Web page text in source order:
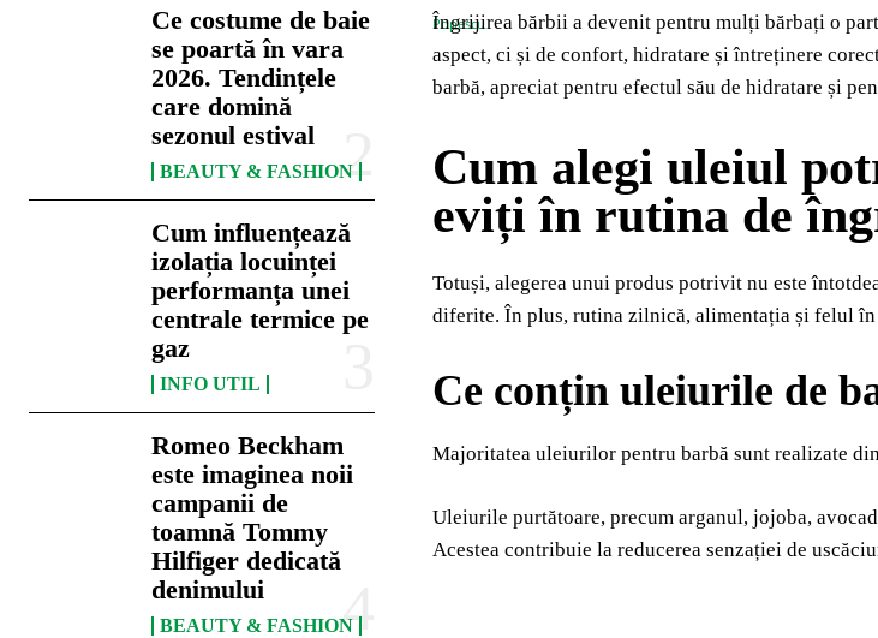
Ce costume de baie
se poartă în vara
2026. Tendințele
care domină
sezonul estival
BEAUTY & FASHION
Cum influențează
izolația locuinței
performanța unei
centrale termice pe
gaz
INFO UTIL
Romeo Beckham
este imaginea noii
campanii de
toamnă Tommy
Hilfiger dedicată
denimului
BEAUTY & FASHION
Îngrijirea bărbii a devenit pentru mulți bărbați o
aspect, ci și de confort, hidratare și întreținere
barbă, apreciat pentru efectul său de hidratare și
Cum alegi uleiul
eviți în rutina de
Totuși, alegerea unui produs potrivit nu este
diferite. În plus, rutina zilnică, alimentația și felul
Ce conțin uleiurile de
Majoritatea uleiurilor pentru barbă sunt realizate
Uleiurile purtătoare, precum arganul, jojoba,
Acestea contribuie la reducerea senzației de